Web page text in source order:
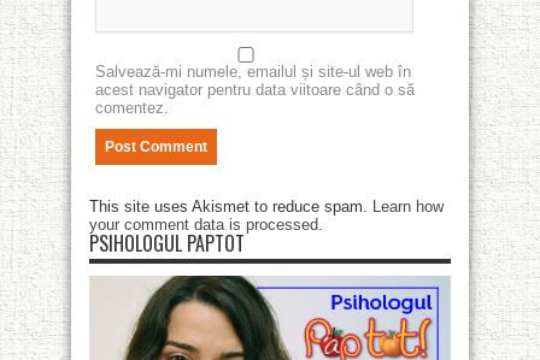
Salvează-mi numele, emailul și site-ul web în
acest navigator pentru data viitoare când o să
comentez.
This site uses Akismet to reduce spam. Learn how
your comment data is processed.
PSIHOLOGUL PAPTOT